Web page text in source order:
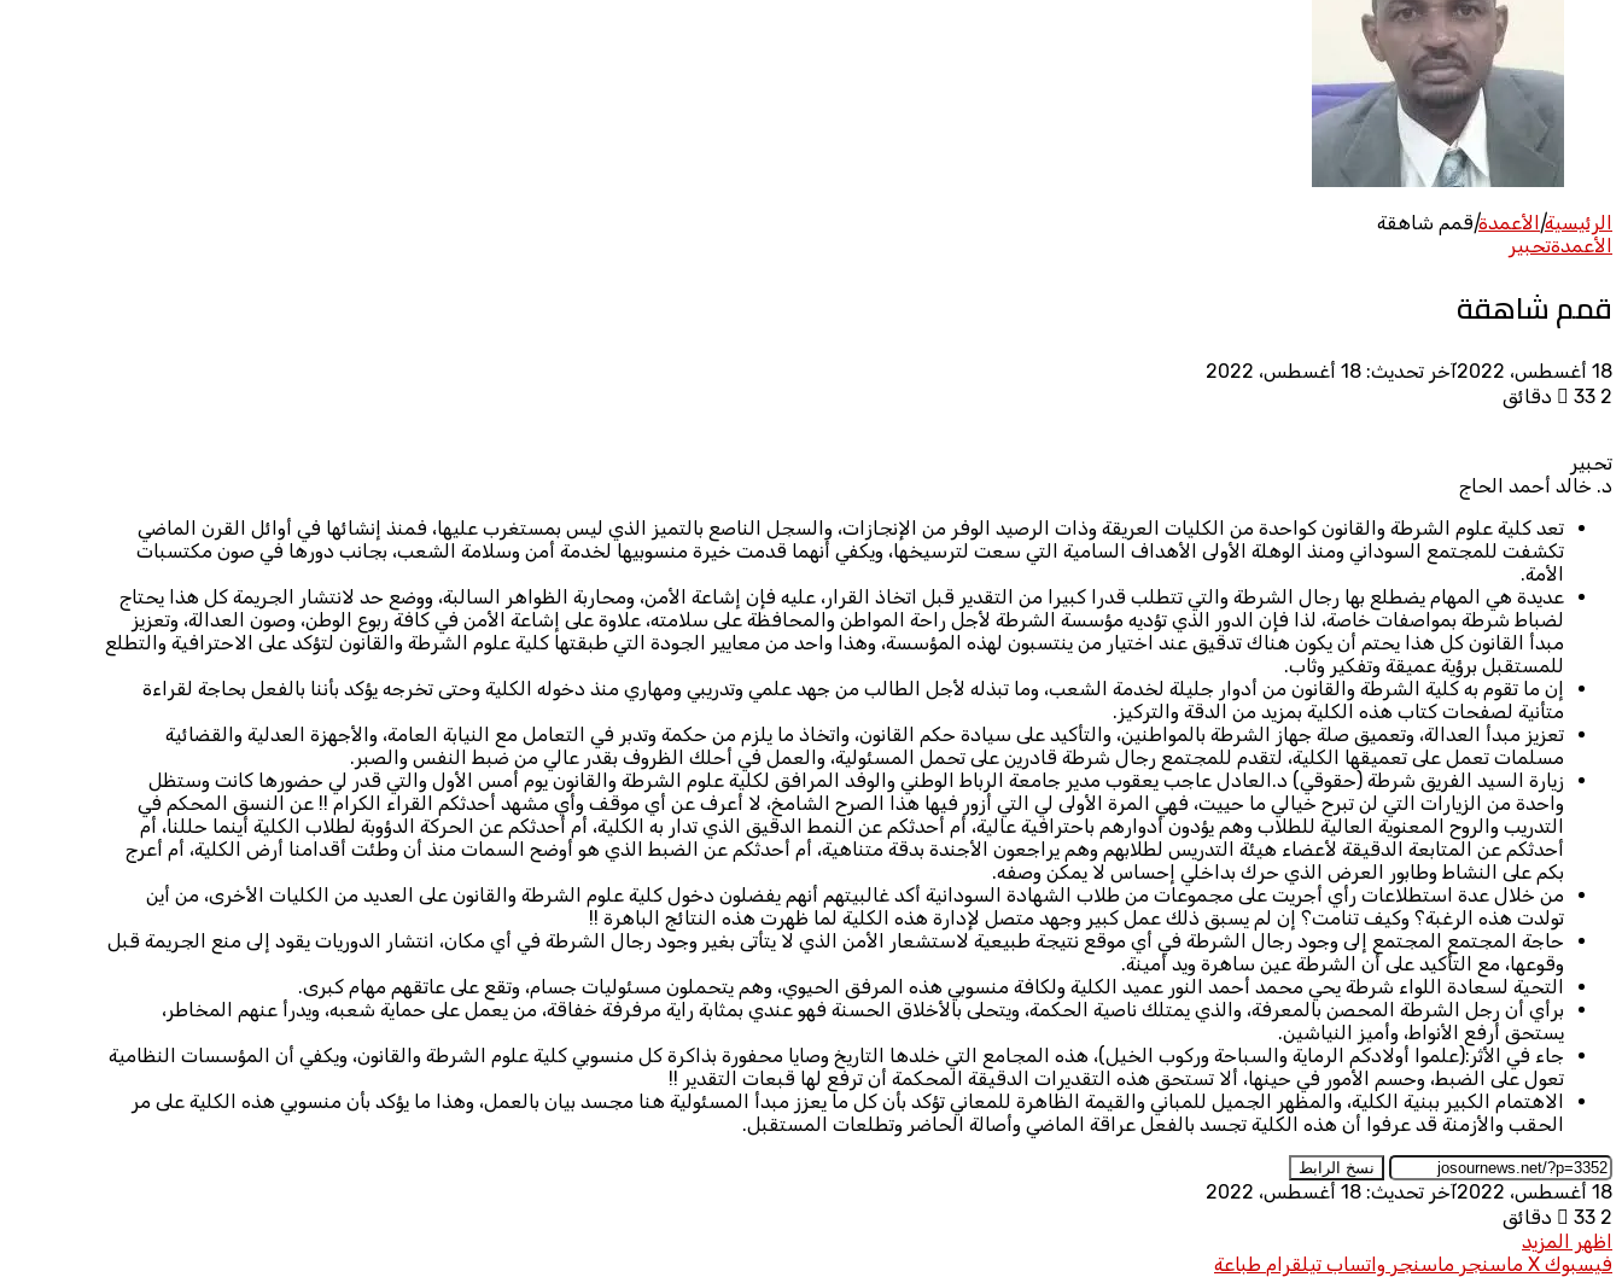
الرئيسية|الأعمدة|قمم شاهقة
الأعمدةتحبير
قمم شاهقة
18 أغسطس، 2022
آخر تحديث: 18 أغسطس، 2022
33 2 دقائق
تحبير
د. خالد أحمد الحاج
تعد كلية علوم الشرطة والقانون كواحدة من الكليات العريقة وذات الرصيد الوفر من الإنجازات، والسجل الناصع بالتميز الذي ليس بمستغرب عليها، فمنذ إنشائها في أوائل القرن الماضي
تكشفت للمجتمع السوداني ومنذ الوهلة الأولى الأهداف السامية التي سعت لترسيخها، ويكفي أنهما قدمت خيرة منسوبيها لخدمة أمن وسلامة الشعب، بجانب دورها في صون مكتسبات
الأمة.
عديدة هي المهام يضطلع بها رجال الشرطة والتي تتطلب قدرا كبيرا من التقدير قبل اتخاذ القرار، عليه فإن إشاعة الأمن، ومحاربة الظواهر السالبة، ووضع حد لانتشار الجريمة كل هذا يحتاج
لضباط شرطة بمواصفات خاصة، لذا فإن الدور الذي تؤديه مؤسسة الشرطة لأجل راحة المواطن والمحافظة على سلامته، علاوة على إشاعة الأمن في كافة ربوع الوطن، وصون العدالة، وتعزيز
مبدأ القانون كل هذا يحتم أن يكون هناك تدقيق عند اختيار من ينتسبون لهذه المؤسسة، وهذا واحد من معايير الجودة التي طبقتها كلية علوم الشرطة والقانون لتؤكد على الاحترافية والتطلع
للمستقبل برؤية عميقة وتفكير وثاب.
إن ما تقوم به كلية الشرطة والقانون من أدوار جليلة لخدمة الشعب، وما تبذله لأجل الطالب من جهد علمي وتدريبي ومهاري منذ دخوله الكلية وحتى تخرجه يؤكد بأننا بالفعل بحاجة لقراءة
متأنية لصفحات كتاب هذه الكلية بمزيد من الدقة والتركيز.
تعزيز مبدأ العدالة، وتعميق صلة جهاز الشرطة بالمواطنين، والتأكيد على سيادة حكم القانون، واتخاذ ما يلزم من حكمة وتدبر في التعامل مع النيابة العامة، والأجهزة العدلية والقضائية
مسلمات تعمل على تعميقها الكلية، لتقدم للمجتمع رجال شرطة قادرين على تحمل المسئولية، والعمل في أحلك الظروف بقدر عالي من ضبط النفس والصبر.
زيارة السيد الفريق شرطة (حقوقي) د.العادل عاجب يعقوب مدير جامعة الرباط الوطني والوفد المرافق لكلية علوم الشرطة والقانون يوم أمس الأول والتي قدر لي حضورها كانت وستظل
واحدة من الزيارات التي لن تبرح خيالي ما حييت، فهي المرة الأولى لي التي أزور فيها هذا الصرح الشامخ، لا أعرف عن أي موقف وأي مشهد أحدثكم القراء الكرام !! عن النسق المحكم في
التدريب والروح المعنوية العالية للطلاب وهم يؤدون أدوارهم باحترافية عالية، أم أحدثكم عن النمط الدقيق الذي تدار به الكلية، أم أحدثكم عن الحركة الدؤوبة لطلاب الكلية أينما حللنا، أم
أحدثكم عن المتابعة الدقيقة لأعضاء هيئة التدريس لطلابهم وهم يراجعون الأجندة بدقة متناهية، أم أحدثكم عن الضبط الذي هو أوضح السمات منذ أن وطئت أقدامنا أرض الكلية، أم أعرج
بكم على النشاط وطابور العرض الذي حرك بداخلي إحساس لا يمكن وصفه.
من خلال عدة استطلاعات رأي أجريت على مجموعات من طلاب الشهادة السودانية أكد غالبيتهم أنهم يفضلون دخول كلية علوم الشرطة والقانون على العديد من الكليات الأخرى، من أين
تولدت هذه الرغبة؟ وكيف تنامت؟ إن لم يسبق ذلك عمل كبير وجهد متصل لإدارة هذه الكلية لما ظهرت هذه النتائج الباهرة !!
حاجة المجتمع المجتمع إلى وجود رجال الشرطة في أي موقع نتيجة طبيعية لاستشعار الأمن الذي لا يتأتى بغير وجود رجال الشرطة في أي مكان، انتشار الدوريات يقود إلى منع الجريمة قبل
وقوعها، مع التأكيد على أن الشرطة عين ساهرة ويد أمينة.
التحية لسعادة اللواء شرطة يحي محمد أحمد النور عميد الكلية ولكافة منسوبي هذه المرفق الحيوي، وهم يتحملون مسئوليات جسام، وتقع على عاتقهم مهام كبرى.
برأي أن رجل الشرطة المحصن بالمعرفة، والذي يمتلك ناصية الحكمة، ويتحلى بالأخلاق الحسنة فهو عندي بمثابة راية مرفرفة خفاقة، من يعمل على حماية شعبه، ويدرأ عنهم المخاطر،
يستحق أرفع الأنواط، وأميز النياشين.
جاء في الأثر:(علموا أولادكم الرماية والسباحة وركوب الخيل)، هذه المجامع التي خلدها التاريخ وصايا محفورة بذاكرة كل منسوبي كلية علوم الشرطة والقانون، ويكفي أن المؤسسات النظامية
تعول على الضبط، وحسم الأمور في حينها، ألا تستحق هذه التقديرات الدقيقة المحكمة أن ترفع لها قبعات التقدير !!
الاهتمام الكبير ببنية الكلية، والمظهر الجميل للمباني والقيمة الظاهرة للمعاني تؤكد بأن كل ما يعزز مبدأ المسئولية هنا مجسد بيان بالعمل، وهذا ما يؤكد بأن منسوبي هذه الكلية على مر
الحقب والأزمنة قد عرفوا أن هذه الكلية تجسد بالفعل عراقة الماضي وأصالة الحاضر وتطلعات المستقبل.
نسخ الرابط
18 أغسطس، 2022
آخر تحديث: 18 أغسطس، 2022
33 2 دقائق
اظهر المزيد
فيسبوك X ماسنجر ماسنجر واتساب تيلقرام طباعة